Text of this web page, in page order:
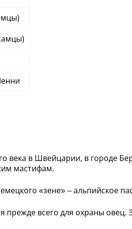
века в Швейцарии, в городе
мастифам.
«зене» – альпийское
всего для охраны овец.